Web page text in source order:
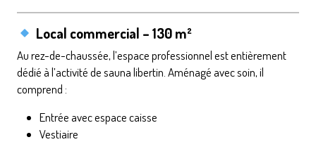
Local commercial – 130 m²
Au rez-de-chaussée, l’espace professionnel est entièrement
dédié à l’activité de sauna libertin. Aménagé avec soin, il
comprend :
Entrée avec espace caisse
Vestiaire